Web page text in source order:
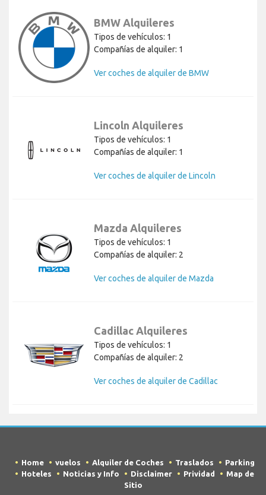
BMW Alquileres
Tipos de vehículos: 1
Compañías de alquiler: 1
Ver coches de alquiler de BMW
Lincoln Alquileres
Tipos de vehículos: 1
Compañías de alquiler: 1
Ver coches de alquiler de Lincoln
Mazda Alquileres
Tipos de vehículos: 1
Compañías de alquiler: 2
Ver coches de alquiler de Mazda
Cadillac Alquileres
Tipos de vehículos: 1
Compañías de alquiler: 2
Ver coches de alquiler de Cadillac
Home vuelos Alquiler de Coches Traslados
Parking
Hoteles
Noticias y Info Disclaimer Prividad
Map de
Sitio